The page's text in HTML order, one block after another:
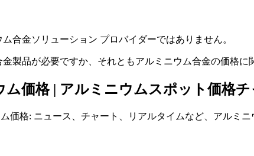
合金ソリューション プロバイダーではありません。
製品が必要ですか、それともアルミニウム合金の価格に
ム価格 | アルミニウムスポット価格
価格: ニュース、チャート、リアルタイムなど、アルミ